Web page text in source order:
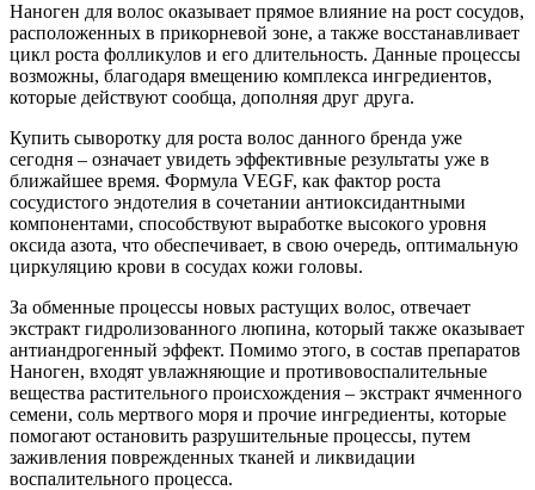
Наноген для волос оказывает прямое влияние на рост сосудов,
расположенных в прикорневой зоне, а также восстанавливает
цикл роста фолликулов и его длительность. Данные процессы
возможны, благодаря вмещению комплекса ингредиентов,
которые действуют сообща, дополняя друг друга.
Купить сыворотку для роста волос данного бренда уже
сегодня – означает увидеть эффективные результаты уже в
ближайшее время. Формула VEGF, как фактор роста
сосудистого эндотелия в сочетании антиоксидантными
компонентами, способствуют выработке высокого уровня
оксида азота, что обеспечивает, в свою очередь, оптимальную
циркуляцию крови в сосудах кожи головы.
За обменные процессы новых растущих волос, отвечает
экстракт гидролизованного люпина, который также оказывает
антиандрогенный эффект. Помимо этого, в состав препаратов
Наноген, входят увлажняющие и противовоспалительные
вещества растительного происхождения – экстракт ячменного
семени, соль мертвого моря и прочие ингредиенты, которые
помогают остановить разрушительные процессы, путем
заживления поврежденных тканей и ликвидации
воспалительного процесса.